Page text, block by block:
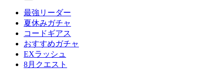
最強リーダー
夏休みガチャ
コードギアス
おすすめガチャ
EXラッシュ
8月クエスト